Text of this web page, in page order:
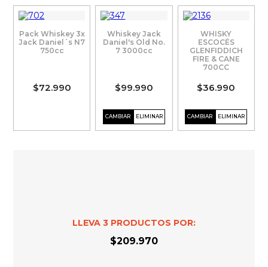
Pack Whiskey 3x
Jack Daniel´s N7
750cc
$72.990
WHISKY
ESCOCÉS
GLENFIDDICH
FIRE & CANE
700CC
$36.990
Whiskey Jack
Daniel's Old No.
7 3000cc
$99.990
LLEVA 3 PRODUCTOS POR:
$209.970